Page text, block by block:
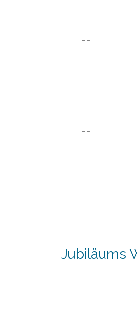
Jubiläums